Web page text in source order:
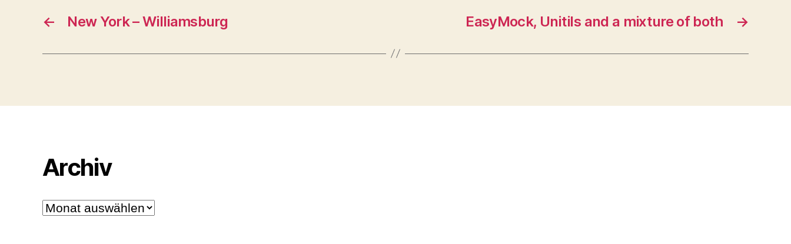
← New York – Williamsburg →
EasyMock, Unitils and a mixture of both
Archiv
Archiv